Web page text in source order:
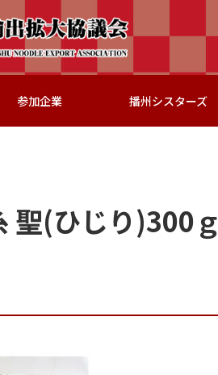
参加企業 播州シスターズ
聖(ひじり)300ｇ